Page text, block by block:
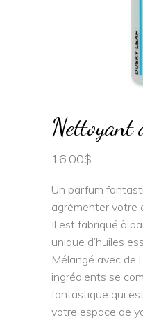
Nettoyant
16.00$
Un parfum
agrémenter votre
Il est fabriqué à
unique d’huiles
Mélangé avec de
ingrédients se
fantastique qui
votre espace de